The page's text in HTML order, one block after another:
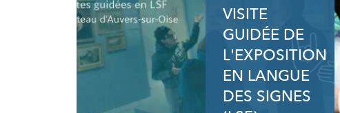
VISITE
GUIDÉE DE
L'EXPOSITION
EN LANGUE
DES SIGNES